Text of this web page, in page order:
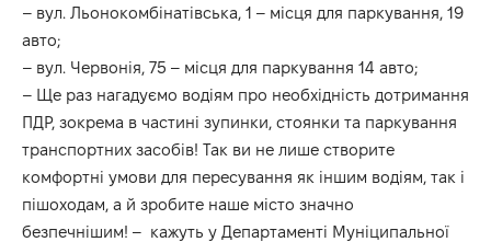
– вул. Льонокомбінатівська, 1 – місця для паркування, 19
авто;
– вул. Червонія, 75 – місця для паркування 14 авто;
– Ще раз нагадуємо водіям про необхідність дотримання
ПДР, зокрема в частині зупинки, стоянки та паркування
транспортних засобів! Так ви не лише створите
комфортні умови для пересування як іншим водіям, так і
пішоходам, а й зробите наше місто значно
безпечнішим! – кажуть у Департаменті Муніципальної